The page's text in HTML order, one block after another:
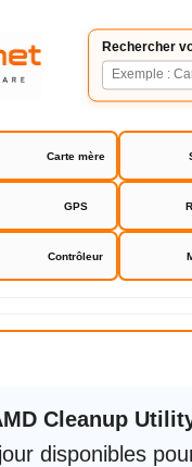
Rechercher
Carte mère
GPS
Contrôleur
Utility
Cleanup
disponibles